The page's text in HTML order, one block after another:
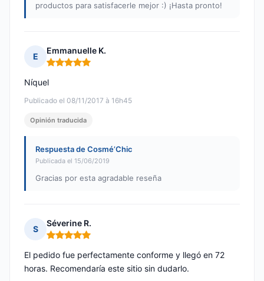
productos para satisfacerle mejor :) ¡Hasta pronto!
E
Emmanuelle K.
Nota: 5 de 5
Publicado el 08/11/2017 à 16h45
Níquel
Opinión traducida
Respuesta de Cosmé’Chic
Publicada el 15/06/2019
Gracias por esta agradable reseña
S
Séverine R.
Nota: 5 de 5
El pedido fue perfectamente conforme y llegó en 72
horas. Recomendaría este sitio sin dudarlo.